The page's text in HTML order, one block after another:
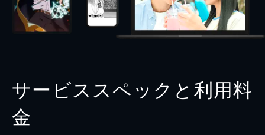
サービススペックと利用料
金